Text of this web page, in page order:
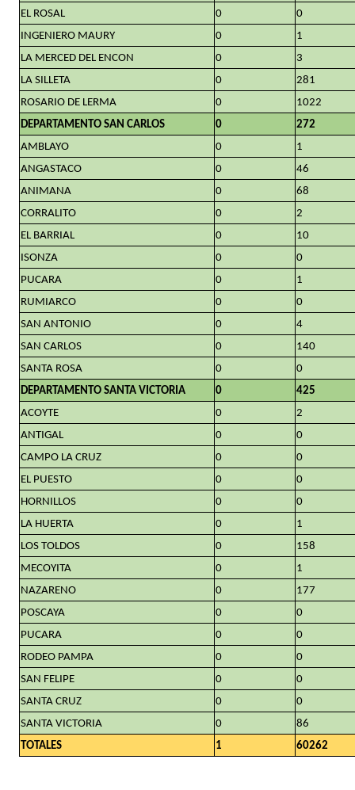
EL ROSAL
0
0
INGENIERO MAURY
0
1
LA MERCED DEL ENCON
0
3
LA SILLETA
0
281
ROSARIO DE LERMA
0
1022
DEPARTAMENTO SAN CARLOS
0
272
AMBLAYO
0
1
ANGASTACO
0
46
ANIMANA
0
68
CORRALITO
0
2
EL BARRIAL
0
10
ISONZA
0
0
PUCARA
0
1
RUMIARCO
0
0
SAN ANTONIO
0
4
SAN CARLOS
0
140
SANTA ROSA
0
0
DEPARTAMENTO SANTA VICTORIA
0
425
ACOYTE
0
2
ANTIGAL
0
0
CAMPO LA CRUZ
0
0
EL PUESTO
0
0
HORNILLOS
0
0
LA HUERTA
0
1
LOS TOLDOS
0
158
MECOYITA
0
1
NAZARENO
0
177
POSCAYA
0
0
PUCARA
0
0
RODEO PAMPA
0
0
SAN FELIPE
0
0
SANTA CRUZ
0
0
SANTA VICTORIA
0
86
TOTALES
1 60262